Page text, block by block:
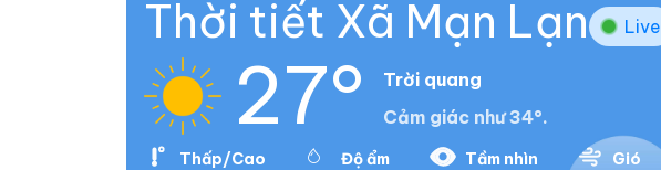
Thời tiết Xã Mạn Lạn Live
27°
Trời quang
Cảm giác như 34°.
Thấp/Cao
Độ ẩm
Tầm nhìn
Gió